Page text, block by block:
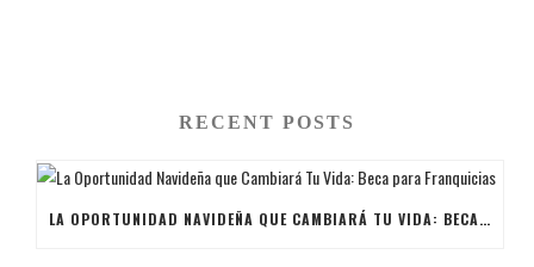
RECENT POSTS
LA OPORTUNIDAD NAVIDEÑA QUE CAMBIARÁ TU VIDA: BECA PARA FRANQUICIAS